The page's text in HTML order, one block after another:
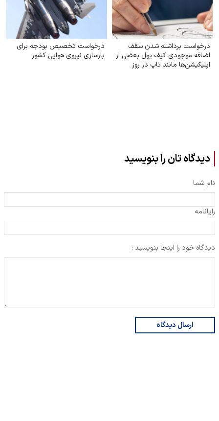
درخواست برداشته شدن سقف
اضافه‌ موجودی کیف پول بعضی از
اپلیکیشن‌ها مانند تاپ در روز
درخواست تخصیص بودجه برای
بازسازی نیروی هوایی کشور
دیدگاه تان را بنویسید
نام شما
رایانامه
دیدگاه خود را اینجا بنویسید :
ارسال دیدگاه